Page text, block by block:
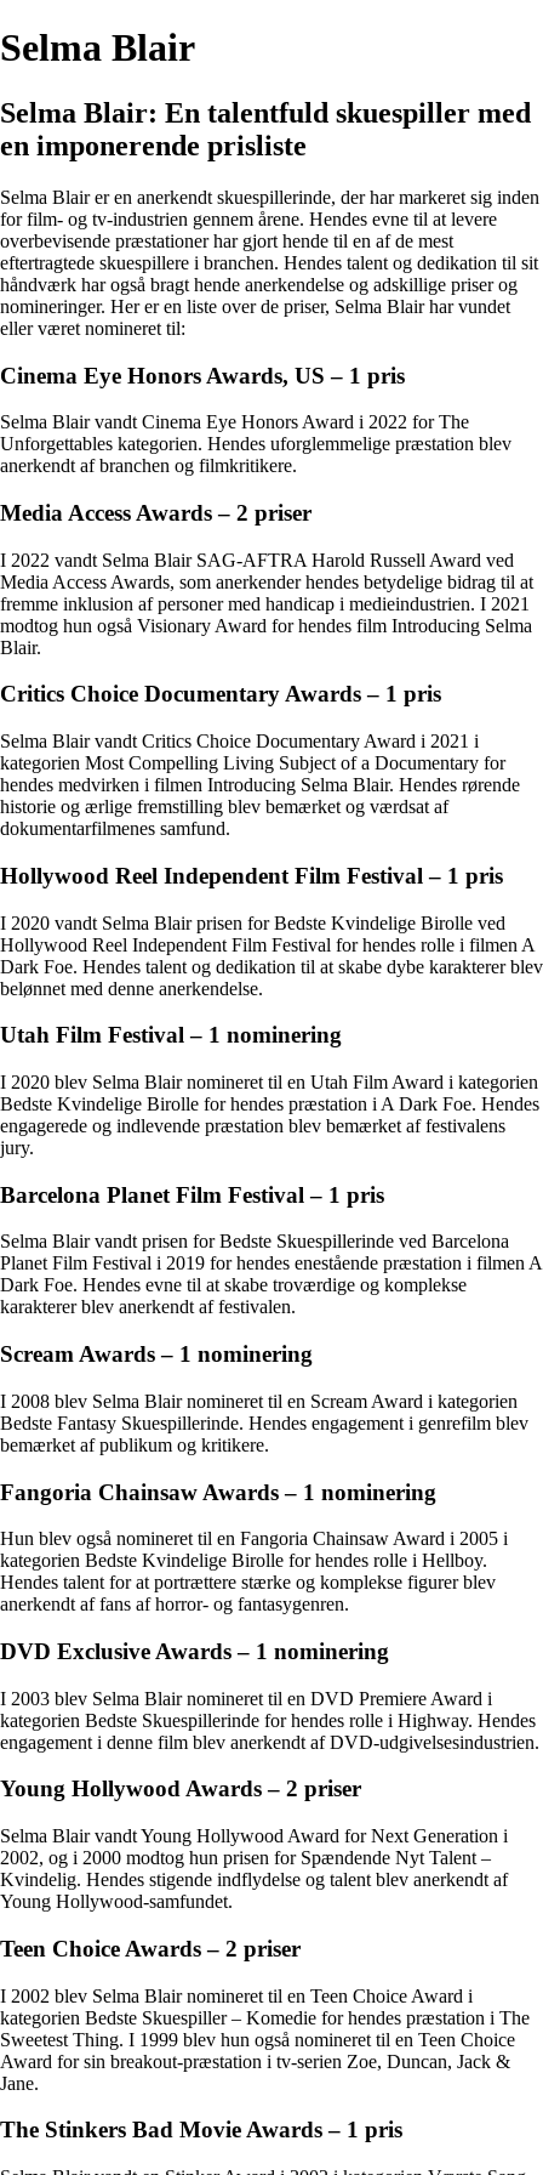
Selma Blair
Selma Blair: En talentfuld skuespiller med
en imponerende prisliste
Selma Blair er en anerkendt skuespillerinde, der har markeret sig inden
for film- og tv-industrien gennem årene. Hendes evne til at levere
overbevisende præstationer har gjort hende til en af de mest
eftertragtede skuespillere i branchen. Hendes talent og dedikation til sit
håndværk har også bragt hende anerkendelse og adskillige priser og
nomineringer. Her er en liste over de priser, Selma Blair har vundet
eller været nomineret til:
Cinema Eye Honors Awards, US – 1 pris
Selma Blair vandt Cinema Eye Honors Award i 2022 for The
Unforgettables kategorien. Hendes uforglemmelige præstation blev
anerkendt af branchen og filmkritikere.
Media Access Awards – 2 priser
I 2022 vandt Selma Blair SAG-AFTRA Harold Russell Award ved
Media Access Awards, som anerkender hendes betydelige bidrag til at
fremme inklusion af personer med handicap i medieindustrien. I 2021
modtog hun også Visionary Award for hendes film Introducing Selma
Blair.
Critics Choice Documentary Awards – 1 pris
Selma Blair vandt Critics Choice Documentary Award i 2021 i
kategorien Most Compelling Living Subject of a Documentary for
hendes medvirken i filmen Introducing Selma Blair. Hendes rørende
historie og ærlige fremstilling blev bemærket og værdsat af
dokumentarfilmenes samfund.
Hollywood Reel Independent Film Festival – 1 pris
I 2020 vandt Selma Blair prisen for Bedste Kvindelige Birolle ved
Hollywood Reel Independent Film Festival for hendes rolle i filmen A
Dark Foe. Hendes talent og dedikation til at skabe dybe karakterer blev
belønnet med denne anerkendelse.
Utah Film Festival – 1 nominering
I 2020 blev Selma Blair nomineret til en Utah Film Award i kategorien
Bedste Kvindelige Birolle for hendes præstation i A Dark Foe. Hendes
engagerede og indlevende præstation blev bemærket af festivalens
jury.
Barcelona Planet Film Festival – 1 pris
Selma Blair vandt prisen for Bedste Skuespillerinde ved Barcelona
Planet Film Festival i 2019 for hendes enestående præstation i filmen A
Dark Foe. Hendes evne til at skabe troværdige og komplekse
karakterer blev anerkendt af festivalen.
Scream Awards – 1 nominering
I 2008 blev Selma Blair nomineret til en Scream Award i kategorien
Bedste Fantasy Skuespillerinde. Hendes engagement i genrefilm blev
bemærket af publikum og kritikere.
Fangoria Chainsaw Awards – 1 nominering
Hun blev også nomineret til en Fangoria Chainsaw Award i 2005 i
kategorien Bedste Kvindelige Birolle for hendes rolle i Hellboy.
Hendes talent for at portrættere stærke og komplekse figurer blev
anerkendt af fans af horror- og fantasygenren.
DVD Exclusive Awards – 1 nominering
I 2003 blev Selma Blair nomineret til en DVD Premiere Award i
kategorien Bedste Skuespillerinde for hendes rolle i Highway. Hendes
engagement i denne film blev anerkendt af DVD-udgivelsesindustrien.
Young Hollywood Awards – 2 priser
Selma Blair vandt Young Hollywood Award for Next Generation i
2002, og i 2000 modtog hun prisen for Spændende Nyt Talent –
Kvindelig. Hendes stigende indflydelse og talent blev anerkendt af
Young Hollywood-samfundet.
Teen Choice Awards – 2 priser
I 2002 blev Selma Blair nomineret til en Teen Choice Award i
kategorien Bedste Skuespiller – Komedie for hendes præstation i The
Sweetest Thing. I 1999 blev hun også nomineret til en Teen Choice
Award for sin breakout-præstation i tv-serien Zoe, Duncan, Jack &
Jane.
The Stinkers Bad Movie Awards – 1 pris